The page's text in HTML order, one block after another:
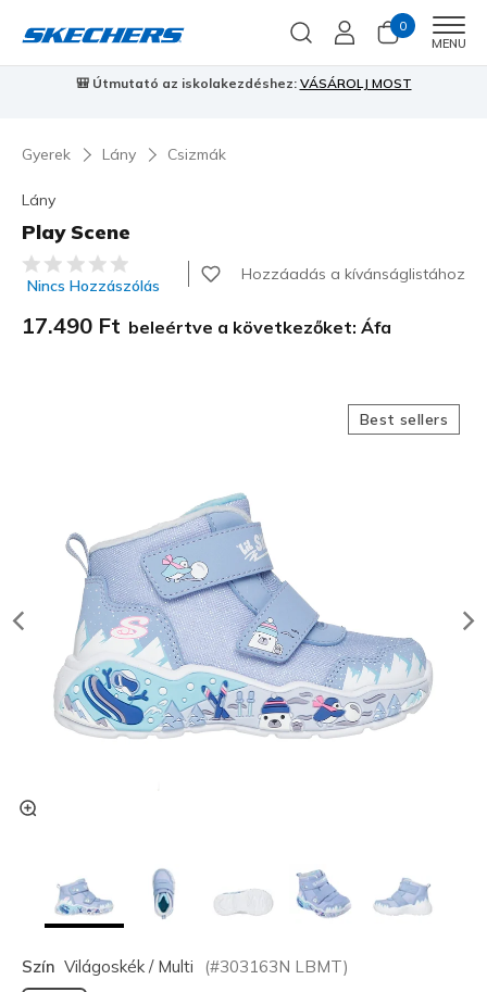
0
MENU
🎒 Útmutató az iskolakezdéshez: VÁSÁROLJ MOST
Gyerek Lány Csizmák
Lány
Play Scene
3,1 az 5-ből ügyfélértékelés
Nincs Hozzászólás
Hozzáadás a kívánságlistához
17.490 Ft beleértve a következőket: Áfa
Best sellers
Szín Világoskék / Multi (#303163N LBMT)